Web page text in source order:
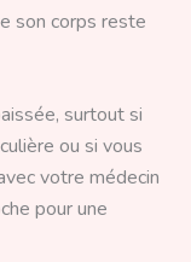
son corps reste
surtout si
ou si vous
votre médecin
pour une